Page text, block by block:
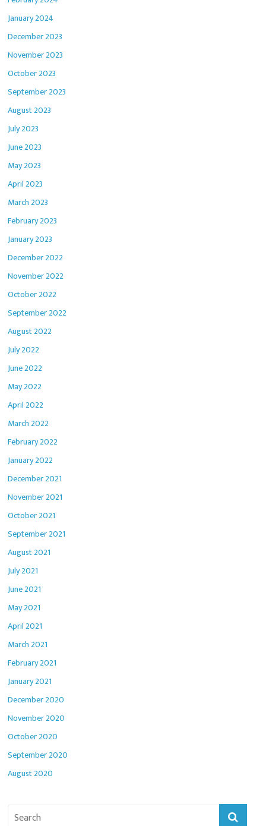
January 2024
December 2023
November 2023
October 2023
September 2023
August 2023
July 2023
June 2023
May 2023
April 2023
March 2023
February 2023
January 2023
December 2022
November 2022
October 2022
September 2022
August 2022
July 2022
June 2022
May 2022
April 2022
March 2022
February 2022
January 2022
December 2021
November 2021
October 2021
September 2021
August 2021
July 2021
June 2021
May 2021
April 2021
March 2021
February 2021
January 2021
December 2020
November 2020
October 2020
September 2020
August 2020